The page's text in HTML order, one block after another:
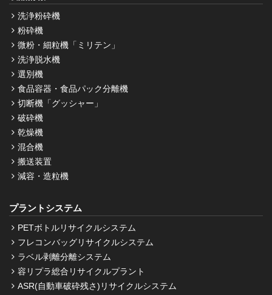
洗浄粉砕機
粉砕機
微粉・細粒機「ミリテン」
洗浄脱水機
選別機
食品容器・食品パック分離機
切断機「グッシャー」
破砕機
乾燥機
混合機
搬送装置
減容・造粒機
プラントシステム
PETボトルリサイクルシステム
フレコンバッグリサイクルシステム
ラベル剥離分離システム
容リプラ総合リサイクルプラント
ASR(自動車破砕残さ)リサイクルシステム